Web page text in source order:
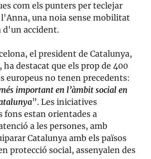
com els punters per teclejar
una noia sense mobilitat
d'un accident.
el president de Catalunya,
ha destacat que els prop de 400
europeus no tenen precedents:
important en l’àmbit social en
”. Les iniciatives
fons estan orientades a
a les persones, amb
Catalunya amb els països
protecció social, assenyalen des